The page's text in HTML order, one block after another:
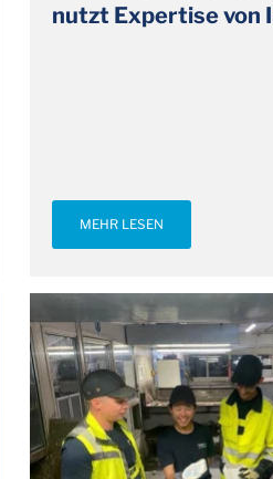
nutzt Expertise von
MEHR LESEN